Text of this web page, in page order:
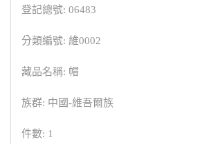
登記總號: 06483
分類編號: 維0002
藏品名稱: 帽
族群: 中國-維吾爾族
件數: 1